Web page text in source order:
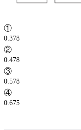
①
0.378
②
0.478
③
0.578
④
0.675